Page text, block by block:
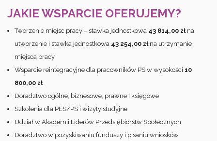
JAKIE WSPARCIE OFERUJEMY?
Tworzenie miejsc pracy – stawka jednostkowa 43 814,00 złna
utworzenie i stawka jednostkowa 43 254,00 złna utrzymanie
miejsca pracy
Wsparcie reintegracyjne dla pracowników PS w wysokości 10
800,00 zł
Doradztwo ogólne, biznesowe, prawne i księgowe
Szkolenia dla PES/PS i wizyty studyjne
Udział w Akademii Liderów Przedsiębiorstw Społecznych
Doradztwo w pozyskiwaniu funduszy i pisaniu wniosków